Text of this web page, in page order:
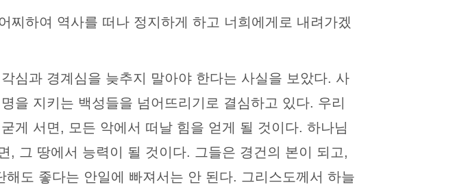
찌하여 역사를 떠나 정지하게 하고 너희에게로 내려가겠
심과 경계심을 늦추지 말아야 한다는 사실을 보았다. 사
을 지키는 백성들을 넘어뜨리기로 결심하고 있다. 우리
게 서면, 모든 악에서 떠날 힘을 얻게 될 것이다. 하나님
, 그 땅에서 능력이 될 것이다. 그들은 경건의 본이 되고,
도 좋다는 안일에 빠져서는 안 된다. 그리스도께서 하늘